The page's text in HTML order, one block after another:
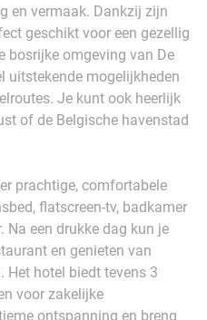
en vermaak. Dankzij zijn
geschikt voor een gezellig
bosrijke omgeving van De
uitstekende mogelijkheden
Je kunt ook heerlijk
of de Belgische havenstad
prachtige, comfortabele
flatscreen-tv, badkamer
Na een drukke dag kun je
en genieten van
Het hotel biedt tevens 3
voor zakelijke
ontspanning en breng